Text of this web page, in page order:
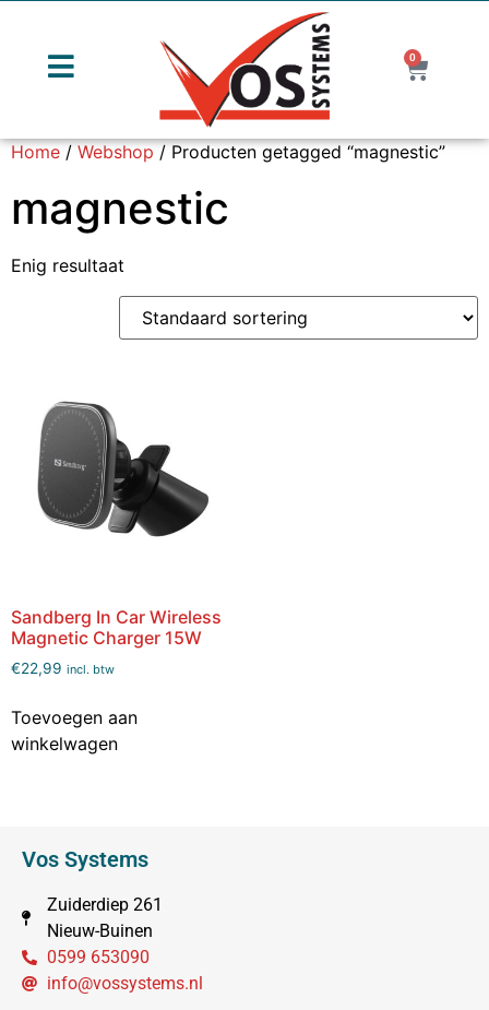
0
Home/Webshop/ Producten getagged “magnestic”
magnestic
Enig resultaat
Sandberg In Car Wireless
Magnetic Charger 15W
€22,99 incl. btw
Toevoegen aan
winkelwagen
Vos Systems
Zuiderdiep 261
Nieuw-Buinen
0599 653090
info@vossystems.nl